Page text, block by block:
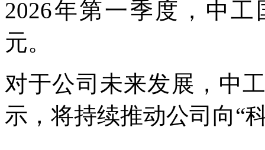
2026年第一季度，中
元。
对于公司未来发展，中
示，将持续推动公司向“